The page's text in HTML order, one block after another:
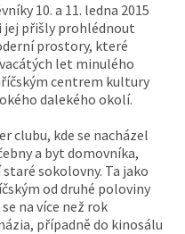
10. a 11. ledna 2015
jej přišly prohlédnout
prostory, které
let minulého
centrem kultury
dalekého okolí.
clubu, kde se nacházel
a byt domovníka,
sokolovny. Ta jako
od druhé poloviny
na více než rok
případně do kinosálu